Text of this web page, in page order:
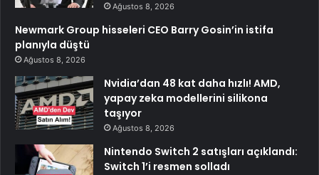
Ağustos 8, 2026
Newmark Group hisseleri CEO Barry Gosin’in istifa
planıyla düştü
Ağustos 8, 2026
Nvidia’dan 48 kat daha hızlı! AMD,
yapay zeka modellerini silikona
taşıyor
Ağustos 8, 2026
Nintendo Switch 2 satışları açıklandı:
Switch 1’i resmen solladı